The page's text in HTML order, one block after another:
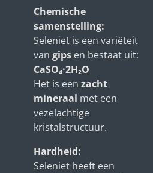
Chemische
samenstelling:
Seleniet is een variëteit
van gips en bestaat uit:
CaSO₄·2H₂O
Het is een zacht
mineraal met een
vezelachtige
kristalstructuur.
Hardheid:
Seleniet heeft een